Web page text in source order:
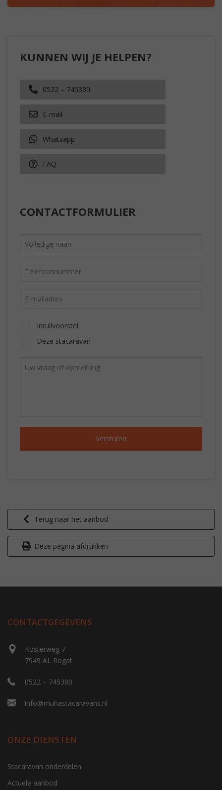
KUNNEN WIJ JE HELPEN?
0522 – 745380
E-mail
Whatsapp
FAQ
CONTACTFORMULIER
Inruilvoorstel
Deze stacaravan
Terug naar het aanbod
Deze pagina afdrukken
CONTACTGEGEVENS
Kosterweg 7
7949 AL Rogat
0522 – 745380
info@muhastacaravans.nl
ONZE DIENSTEN
Stacaravan onderdelen
Actuele aanbod